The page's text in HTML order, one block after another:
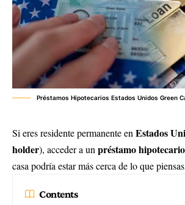
Préstamos Hipotecarios Estados Unidos Green
Si eres residente permanente en Estados
holder), acceder a un préstamo hipotecario
casa podría estar más cerca de lo que
Contents